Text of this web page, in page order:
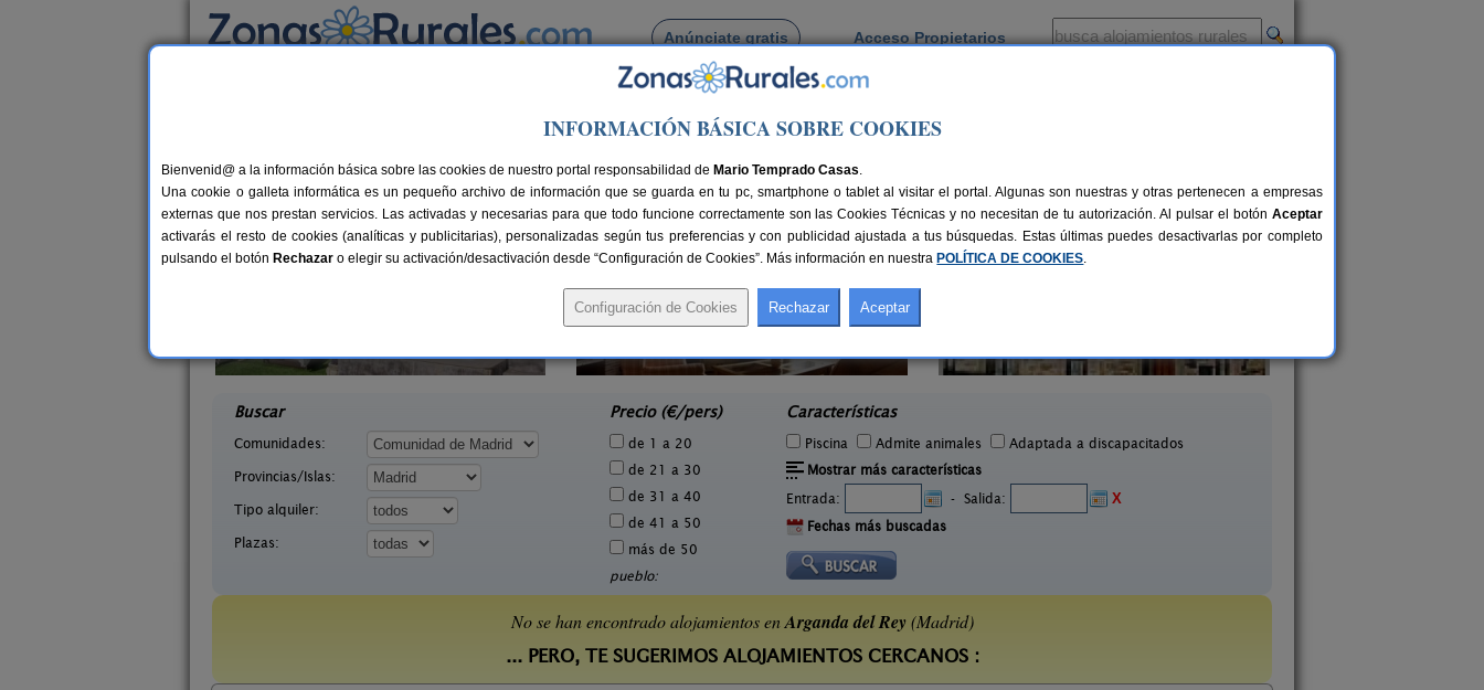
Anúnciate gratis Acceso Propietarios
Busca por pueblo
Casas Rurales cerca de Arganda del Rey
25 €
La Quinta de Las Flores
Guadalix de La Sierra
Buscar
Comunidades:
Provincias/Islas:
Tipo alquiler:
Plazas:
Precio (€/pers)
de 1 a 20
de 21 a 30
de 31 a 40
de 41 a 50
más de 50
pueblo:
Características
Piscina Admite animales
Adaptada a discapacitados
Mostrar más características
Entrada:
- Salida:
X
Fechas más buscadas
No se han encontrado alojamientos enArganda del Rey(Madrid)
... PERO, TE SUGERIMOS ALOJAMIENTOS CERCANOS :
INFORMACIÓN BÁSICA SOBRE COOKIES
Bienvenid@ a la información básica sobre las cookies de nuestro portal responsabilidad de Mario Temprado Casas.
Una cookie o galleta informática es un pequeño archivo de información que se guarda en tu pc, smartphone o tablet al visitar el portal. Algunas son nuestras y otras pertenecen a empresas
externas que nos prestan servicios. Las activadas y necesarias para que todo funcione correctamente son las Cookies Técnicas y no necesitan de tu autorización. Al pulsar el botón Aceptar
activarás el resto de cookies (analíticas y publicitarias), personalizadas según tus preferencias y con publicidad ajustada a tus búsquedas. Estas últimas puedes desactivarlas por completo
pulsando el botón Rechazar o elegir su activación/desactivación desde “Configuración de Cookies”. Más información en nuestra POLÍTICA DE COOKIES.